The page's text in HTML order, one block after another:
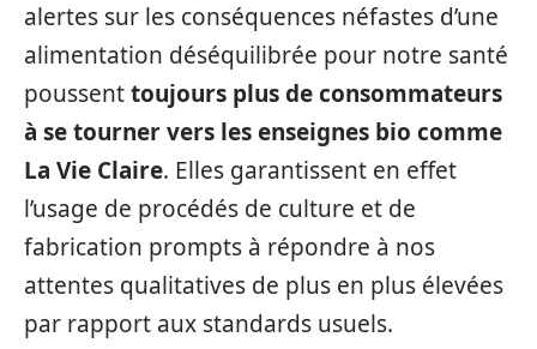
alertes sur les conséquences néfastes d’une
alimentation déséquilibrée pour notre santé
poussenttoujours plus de consommateurs
à se tourner vers les enseignes bio comme
La Vie Claire. Elles garantissent en effet
l’usage de procédés de culture et de
fabrication prompts à répondre à nos
attentes qualitatives de plus en plus élevées
par rapport aux standards usuels.